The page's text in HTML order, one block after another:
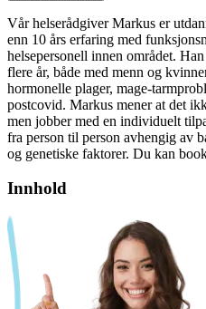
Vår helserådgiver Markus er
enn 10 års erfaring med
helsepersonell innen området.
flere år, både med menn og
hormonelle plager, mage-
postcovid. Markus mener at det
men jobber med en individuelt
fra person til person avhengig av
og genetiske faktorer. Du kan
Innhold